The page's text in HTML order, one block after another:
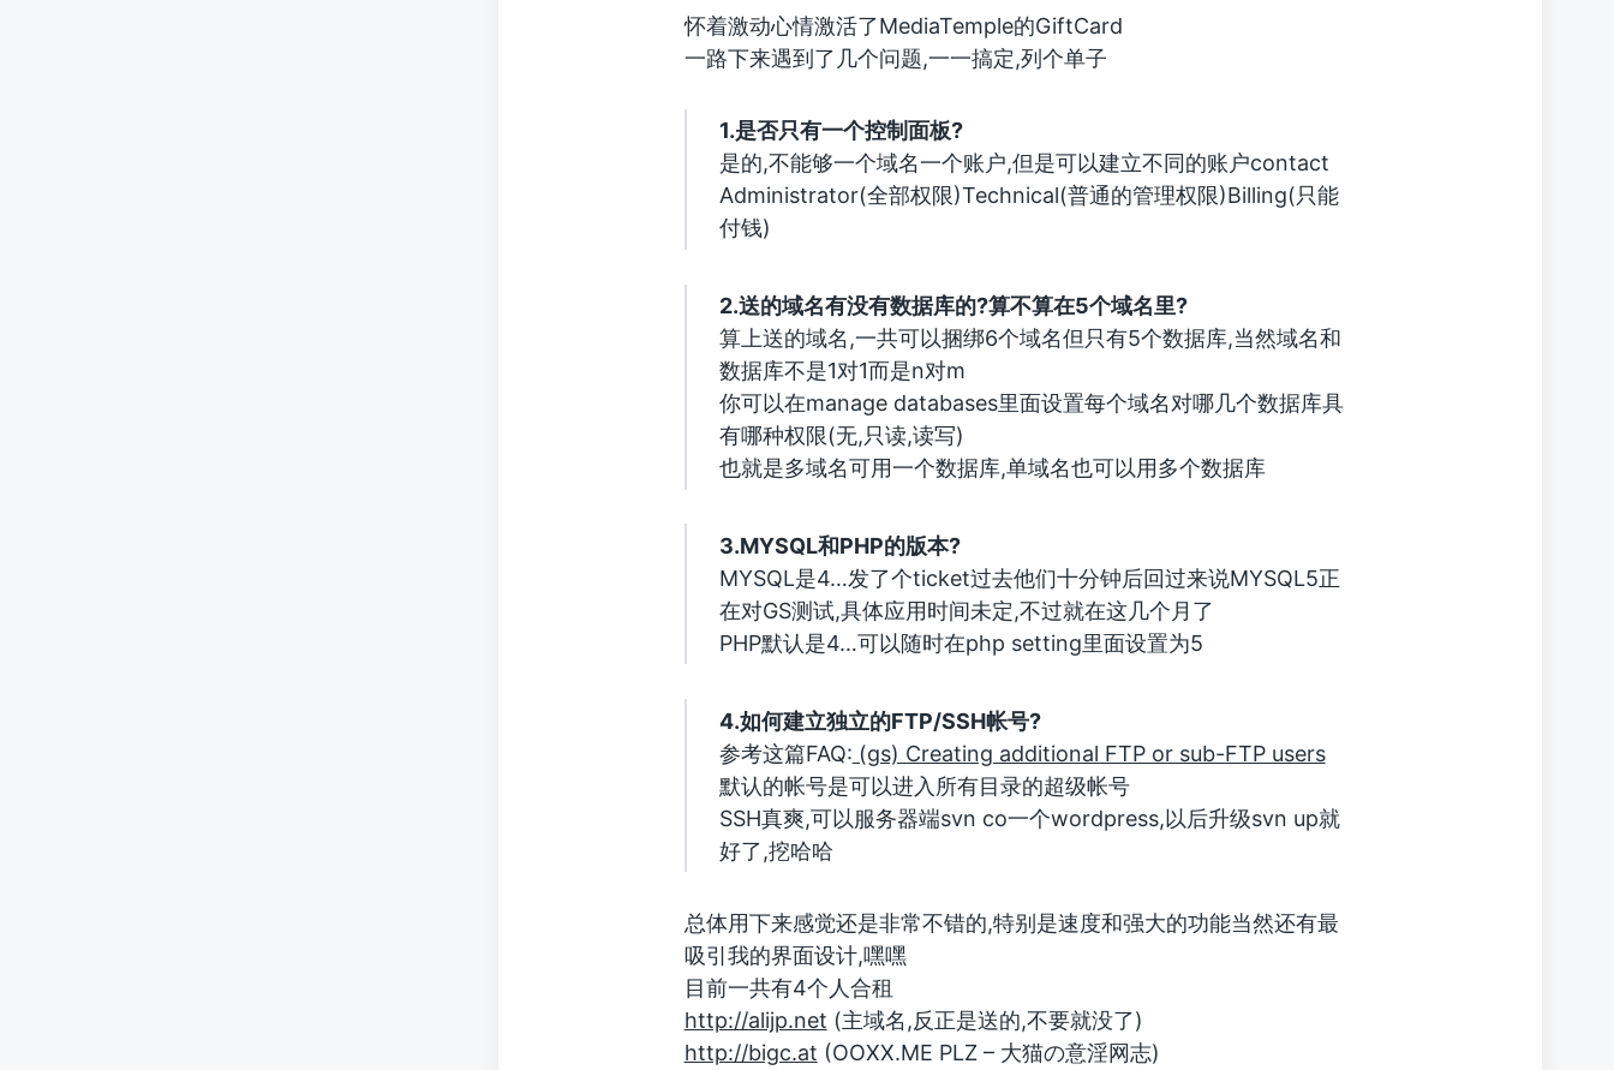
怀着激动心情激活了MediaTemple的GiftCard
一路下来遇到了几个问题,一一搞定,列个单子
1.是否只有一个控制面板?
是的,不能够一个域名一个账户,但是可以建立不同的账户contact
Administrator(全部权限)Technical(普通的管理权限)Billing(只能
付钱)
2.送的域名有没有数据库的?算不算在5个域名里?
算上送的域名,一共可以捆绑6个域名但只有5个数据库,当然域名和
数据库不是1对1而是n对m
你可以在manage databases里面设置每个域名对哪几个数据库具
有哪种权限(无,只读,读写)
也就是多域名可用一个数据库,单域名也可以用多个数据库
3.MYSQL和PHP的版本?
MYSQL是4…发了个ticket过去他们十分钟后回过来说MYSQL5正
在对GS测试,具体应用时间未定,不过就在这几个月了
PHP默认是4…可以随时在php setting里面设置为5
4.如何建立独立的FTP/SSH帐号?
参考这篇FAQ: (gs) Creating additional FTP or sub-FTP users
默认的帐号是可以进入所有目录的超级帐号
SSH真爽,可以服务器端svn co一个wordpress,以后升级svn up就
好了,挖哈哈
总体用下来感觉还是非常不错的,特别是速度和强大的功能当然还有最
吸引我的界面设计,嘿嘿
目前一共有4个人合租
http://alijp.net (主域名,反正是送的,不要就没了)
http://bigc.at (OOXX.ME PLZ – 大猫の意淫网志)